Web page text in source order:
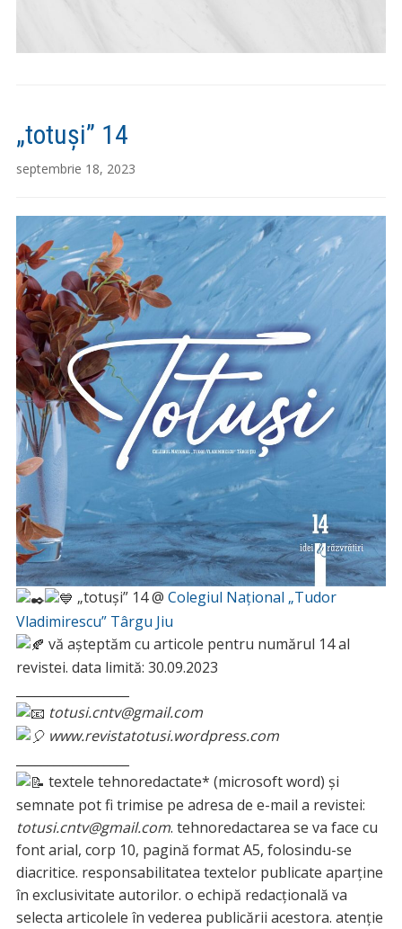
„totuși” 14
septembrie 18, 2023
„totuși” 14 @ Colegiul Național „Tudor
Vladimirescu” Târgu Jiu
vă așteptăm cu articole pentru numărul 14 al
revistei. data limită: 30.09.2023
totusi.cntv@gmail.com
www.revistatotusi.wordpress.com
textele tehnoredactate* (microsoft word) şi
semnate pot fi trimise pe adresa de e-mail a revistei:
totusi.cntv@gmail.com. tehnoredactarea se va face cu
font arial, corp 10, pagină format A5, folosindu-se
diacritice. responsabilitatea textelor publicate aparţine
în exclusivitate autorilor. o echipă redacţională va
selecta articolele în vederea publicării acestora. atenţie